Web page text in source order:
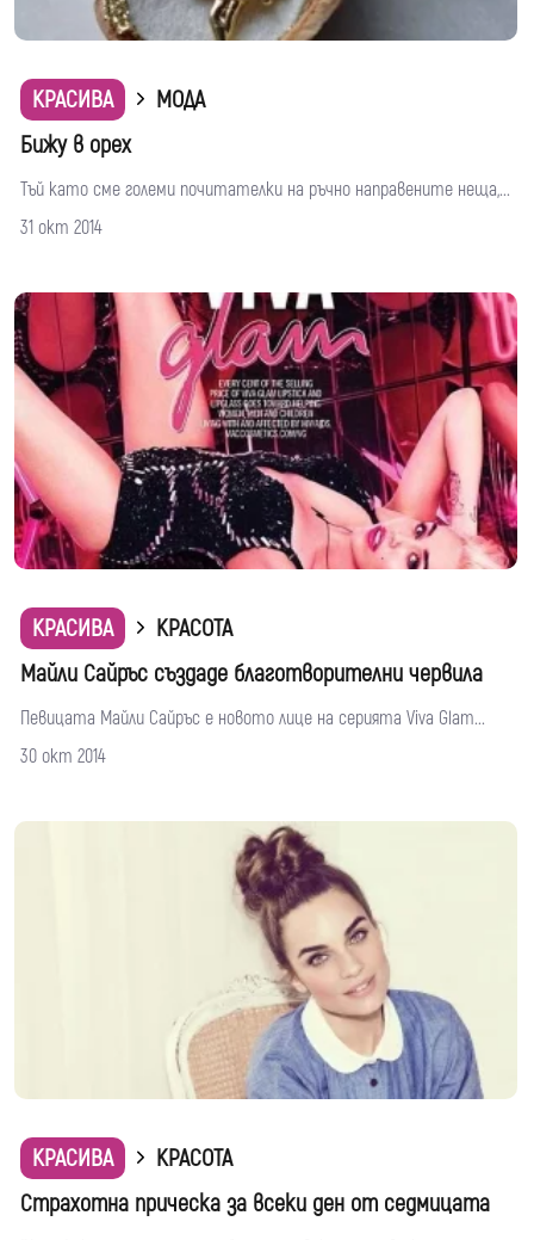
КРАСИВА
МОДА
Бижу в орех
Тъй като сме големи почитателки на ръчно направените неща,...
31 окт 2014
КРАСИВА
КРАСОТА
Майли Сайръс създаде благотворителни червила
Певицата Майли Сайръс е новото лице на серията Viva Glam...
30 окт 2014
КРАСИВА
КРАСОТА
Страхотна прическа за всеки ден от седмицата